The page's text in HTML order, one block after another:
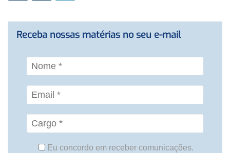
Receba nossas matérias no seu e-mail
Eu concordo em receber comunicações.